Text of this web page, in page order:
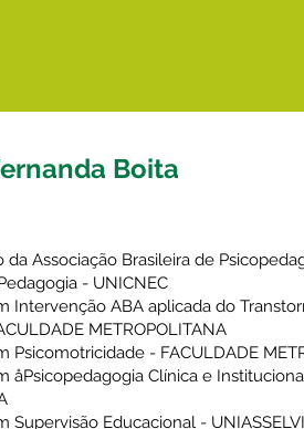
Boita
da Associação Brasileira de
- UNICNEC
Intervenção ABA aplicada do
METROPOLITANA
Psicomotricidade - FACULDADE
åPsicopedagogia Clínica e
Supervisão Educacional - UNIASSELVI